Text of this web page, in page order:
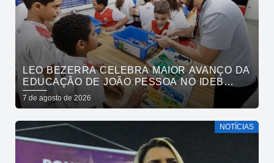
LEO BEZERRA CELEBRA MAIOR AVANÇO DA
EDUCAÇÃO DE JOÃO PESSOA NO IDEB
ENTRE CAPITAIS DO NORDESTE
7 de agosto de 2026
NOTÍCIAS